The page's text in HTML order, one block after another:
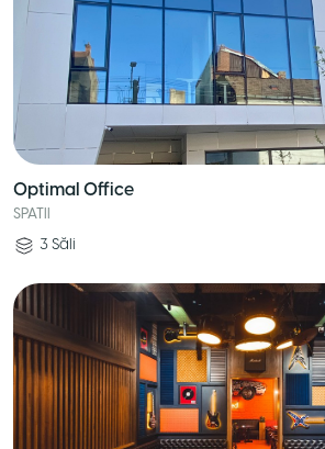
Optimal Office
SPATII
3 Săli